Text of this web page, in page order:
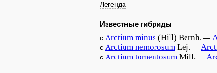
Легенда
Известные гибриды
с Arctium minus (Hill) Bernh. —
с Arctium nemorosum Lej. —
с Arctium tomentosum Mill. —